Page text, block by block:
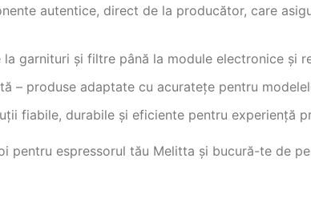
autentice, direct de la producător, care
la garnituri și filtre până la module electronice și
– produse adaptate cu acuratețe pentru
fiabile, durabile și eficiente pentru experiență
pentru espressorul tău Melitta și bucură-te de